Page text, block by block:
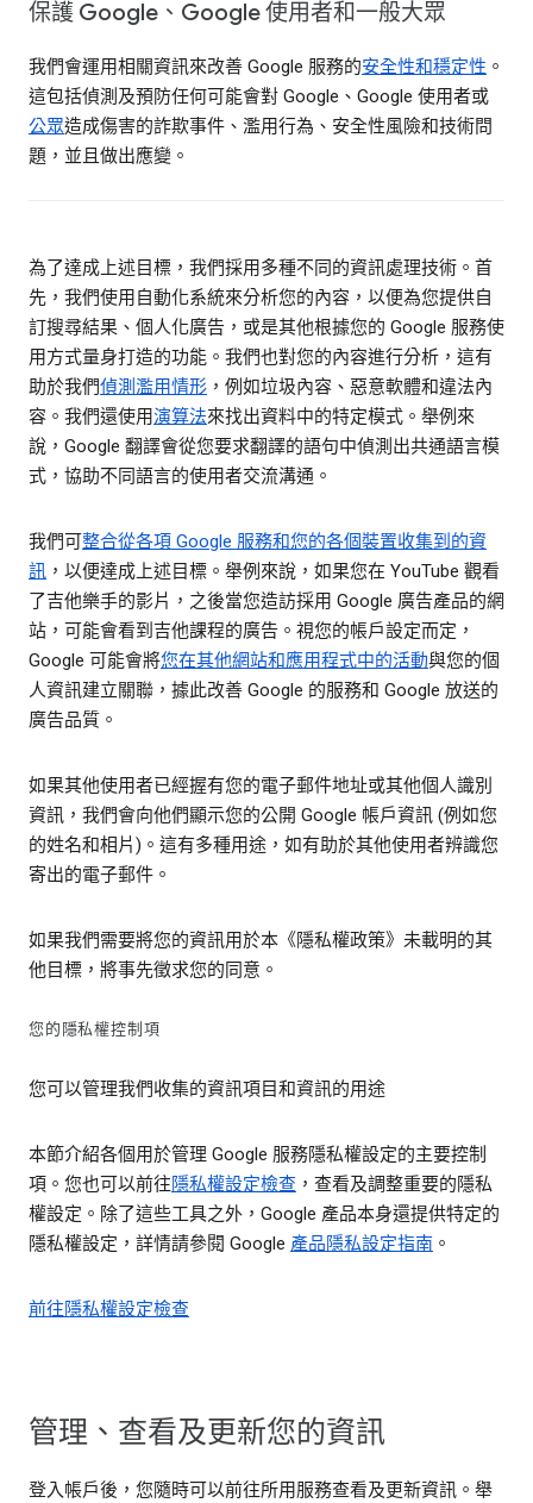
保護 Google、Google 使用者和一般大眾
我們會運用相關資訊來改善 Google 服務的安全性和穩定性 。
這包括偵測及預防任何可能會對 Google、Google 使用者或
公眾造成傷害的詐欺事件、濫用行為、安全性風險和技術問
題，並且做出應變。
為了達成上述目標，我們採用多種不同的資訊處理技術。首
先，我們使用自動化系統來分析您的內容，以便為您提供自
訂搜尋結果、個人化廣告，或是其他根據您的 Google 服務使
用方式量身打造的功能。我們也對您的內容進行分析，這有
助於我們偵測濫用情形 ，例如垃圾內容、惡意軟體和違法內
容。我們還使用演算法來找出資料中的特定模式。舉例來
說，Google 翻譯會從您要求翻譯的語句中偵測出共通語言模
式，協助不同語言的使用者交流溝通。
我們可整合從各項 Google 服務和您的各個裝置收集到的資
訊 ，以便達成上述目標。舉例來說，如果您在 YouTube 觀看
了吉他樂手的影片，之後當您造訪採用 Google 廣告產品的網
站，可能會看到吉他課程的廣告。視您的帳戶設定而定，
Google 可能會將您在其他網站和應用程式中的活動與您的個
人資訊建立關聯，據此改善 Google 的服務和 Google 放送的
廣告品質。
如果其他使用者已經握有您的電子郵件地址或其他個人識別
資訊，我們會向他們顯示您的公開 Google 帳戶資訊 (例如您
的姓名和相片)。這有多種用途，如有助於其他使用者辨識您
寄出的電子郵件。
如果我們需要將您的資訊用於本《隱私權政策》未載明的其
他目標，將事先徵求您的同意。
您的隱私權控制項
您可以管理我們收集的資訊項目和資訊的用途
本節介紹各個用於管理 Google 服務隱私權設定的主要控制
項。您也可以前往隱私權設定檢查 ，查看及調整重要的隱私
權設定。除了這些工具之外，Google 產品本身還提供特定的
隱私權設定，詳情請參閱 Google 產品隱私設定指南 。
前往隱私權設定檢查
管理、查看及更新您的資訊
登入帳戶後，您隨時可以前往所用服務查看及更新資訊。舉